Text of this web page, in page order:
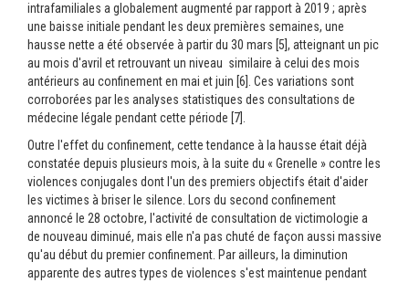
intrafamiliales a globalement augmenté par rapport à 2019 ; après
une baisse initiale pendant les deux premières semaines, une
hausse nette a été observée à partir du 30 mars [5], atteignant un pic
au mois d'avril et retrouvant un niveau similaire à celui des mois
antérieurs au confinement en mai et juin [6]. Ces variations sont
corroborées par les analyses statistiques des consultations de
médecine légale pendant cette période [7].
Outre l'effet du confinement, cette tendance à la hausse était déjà
constatée depuis plusieurs mois, à la suite du « Grenelle » contre les
violences conjugales dont l'un des premiers objectifs était d'aider
les victimes à briser le silence. Lors du second confinement
annoncé le 28 octobre, l'activité de consultation de victimologie a
de nouveau diminué, mais elle n'a pas chuté de façon aussi massive
qu'au début du premier confinement. Par ailleurs, la diminution
apparente des autres types de violences s'est maintenue pendant